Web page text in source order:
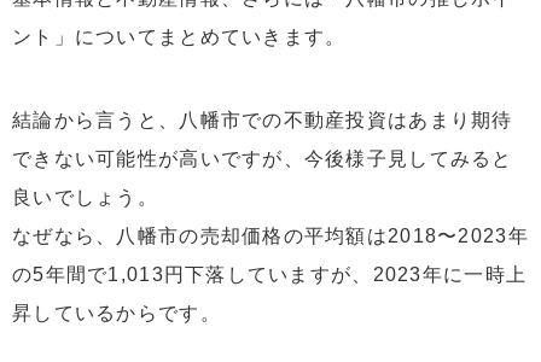
ント」についてまとめていきます。
結論から言うと、八幡市での不動産投資はあまり期待
できない可能性が高いですが、今後様子見してみると
良いでしょう。
なぜなら、八幡市の売却価格の平均額は2018〜2023年
の5年間で1,013円下落していますが、2023年に一時上
昇しているからです。